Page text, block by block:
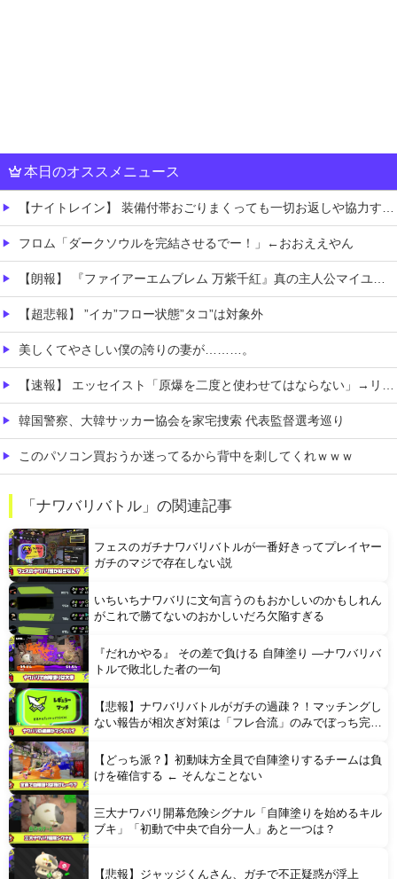
本日のオススメニュース
【ナイトレイン】 装備付帯おごりまくっても一切お返しや協力する気がないプレイヤーいるけど…
フロム「ダークソウルを完結させるでー！」←おおええやん
【朗報】 『ファイアーエムブレム 万紫千紅』真の主人公マイユニはキャラメイクが可能
【超悲報】 ”イカ”フロー状態”タコ”は対象外
美しくてやさしい僕の誇りの妻が………。
【速報】 エッセイスト「原爆を二度と使わせてはならない」→リプ「もちろん中国の核も非難する？」→即ブロック
韓国警察、大韓サッカー協会を家宅捜索 代表監督選考巡り
このパソコン買おうか迷ってるから背中を刺してくれｗｗｗ
移民ベトナム女達の宅飲み、レベチｗｗｗｗｗｗｗｗｗｗｗｗｗｗｗｗｗｗｗｗｗｗｗｗ
Powered by livedoor 相互RSS
「ナワバリバトル」の関連記事
フェスのガチナワバリバトルが一番好きってプレイヤー
ガチのマジで存在しない説
いちいちナワバリに文句言うのもおかしいのかもしれん
がこれで勝てないのおかしいだろ欠陥すぎる
『だれかやる』 その差で負ける 自陣塗り —ナワバリバ
トルで敗北した者の一句
【悲報】ナワバリバトルがガチの過疎？！マッチングし
ない報告が相次ぎ対策は「フレ合流」のみでぼっち完全
【どっち派？】初動味方全員で自陣塗りするチームは負
けを確信する ← そんなことない
三大ナワバリ開幕危険シグナル「自陣塗りを始めるキル
ブキ」「初動で中央で自分一人」あと一つは？
【悲報】ジャッジくんさん、ガチで不正疑惑が浮上